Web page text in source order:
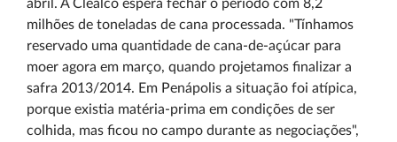
abril. A Clealco espera fechar o período com 8,2
milhões de toneladas de cana processada. "Tínhamos
reservado uma quantidade de cana-de-açúcar para
moer agora em março, quando projetamos finalizar a
safra 2013/2014. Em Penápolis a situação foi atípica,
porque existia matéria-prima em condições de ser
colhida, mas ficou no campo durante as negociações",